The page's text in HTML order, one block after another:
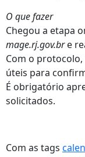
O que fazer
Chegou a etapa
mage.rj.gov.bre
Com o
úteis para
É obrigatório
solicitados.
Com as tags